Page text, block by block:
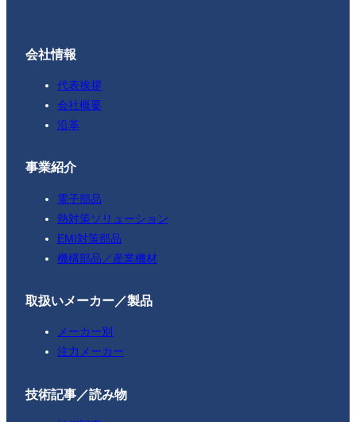
会社情報
代表挨拶
会社概要
沿革
事業紹介
電子部品
熱対策ソリューション
EMI対策部品
機構部品／産業機材
取扱いメーカー／製品
メーカー別
注力メーカー
技術記事／読み物